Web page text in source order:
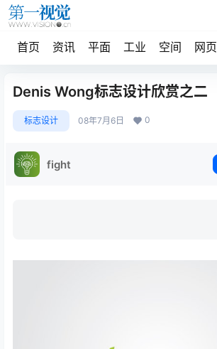
首页 资讯 平面 工业 空间 网页
Denis Wong标志设计欣赏之二
标志设计 08年7月6日 0
fight